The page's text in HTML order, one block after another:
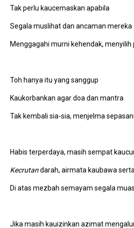
Tak perlu kaucemaskan apabila
Segala muslihat dan ancaman mereka
Menggagahi murni kehendak,
Toh hanya itu yang sanggup
Kaukorbankan agar doa dan mantra
Tak kembali sia-sia, menjelma
Habis terperdaya, masih sempat
Kecrutandarah, airmata kaubawa serta
Di atas mezbah semayam segala
Jika masih kauizinkan azimat